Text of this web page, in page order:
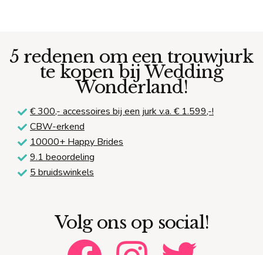
5 redenen om een trouwjurk
te kopen bij Wedding
Wonderland!
€ 300,- accessoires bij een jurk v.a. € 1.599,-!
CBW-erkend
10000+ Happy Brides
9.1 beoordeling
5 bruidswinkels
Volg ons op social!